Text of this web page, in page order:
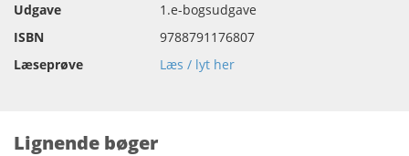
Udgave
1.e-bogsudgave
ISBN
9788791176807
Læseprøve
Læs / lyt her
Lignende bøger